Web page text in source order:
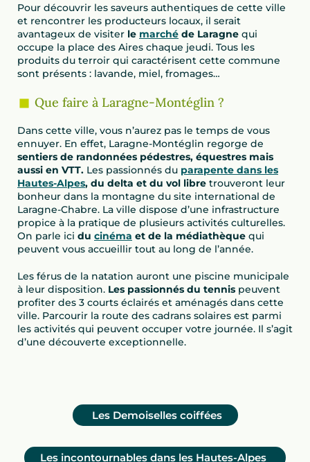
Pour découvrir les saveurs authentiques de cette ville
et rencontrer les producteurs locaux, il serait
avantageux de visiter le marché de Laragne qui
occupe la place des Aires chaque jeudi. Tous les
produits du terroir qui caractérisent cette commune
sont présents : lavande, miel, fromages…
Que faire à Laragne-Montéglin ?
Dans cette ville, vous n’aurez pas le temps de vous
ennuyer. En effet, Laragne-Montéglin regorge de
sentiers de randonnées pédestres, équestres mais
aussi en VTT. Les passionnés du parapente dans les
Hautes-Alpes, du delta et du vol libre trouveront leur
bonheur dans la montagne du site international de
Laragne-Chabre. La ville dispose d’une infrastructure
propice à la pratique de plusieurs activités culturelles.
On parle ici du cinéma et de la médiathèque qui
peuvent vous accueillir tout au long de l’année.
Les férus de la natation auront une piscine municipale
à leur disposition. Les passionnés du tennis peuvent
profiter des 3 courts éclairés et aménagés dans cette
ville. Parcourir la route des cadrans solaires est parmi
les activités qui peuvent occuper votre journée. Il s’agit
d’une découverte exceptionnelle.
Les Demoiselles coiffées
Les incontournables dans les Hautes-Alpes